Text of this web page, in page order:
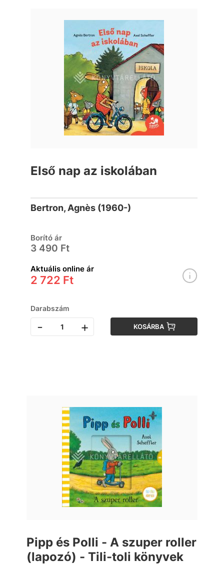
Első nap az iskolában
Bertron, Agnès (1960-)
Borító ár
3 490 Ft
Aktuális online ár
2 722 Ft
Darabszám
- + KOSÁRBA
Pipp és Polli - A szuper roller
(lapozó) - Tili-toli könyvek